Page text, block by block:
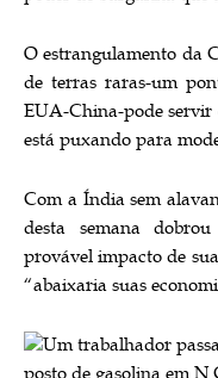
O estrangulamento da
de terras raras-um
EUA-China-pode servir
está puxando para
Com a Índia sem
desta semana
provável impacto de
“abaixaria suas